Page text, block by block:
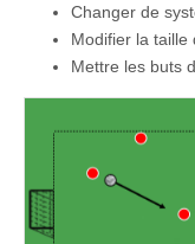
Changer de
Modifier la taille
Mettre les buts